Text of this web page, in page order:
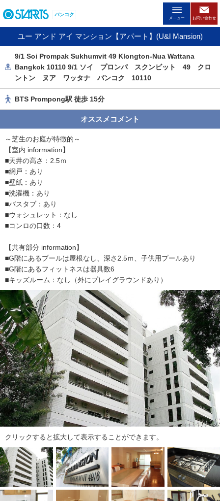
ー
ジ
動
た
ま
す
。
本
文
に
移
動
し
ま
す
。
フ
ッ
タ
情
報
に
移
バンコク
メニュー お問い合わせ
ユー アンド アイ マンション【アパート】(U&I Mansion)
9/1 Soi Prompak Sukhumvit 49 Klongton-Nua Wattana
Bangkok 10110 9/1 ソイ プロンパ スクンビット 49 クロ
ントン ヌア ワッタナ バンコク 10110
BTS Prompong駅 徒歩 15分
オススメコメント
～芝生のお庭が特徴的～
【室内 information】
■天井の高さ：2.5ｍ
■網戸：あり
■壁紙：あり
■洗濯機：あり
■バスタブ：あり
■ウォシュレット：なし
■コンロの口数：4
【共有部分 information】
■G階にあるプールは屋根なし、深さ2.5ｍ、子供用プールあり
■G階にあるフィットネスは器具数6
■キッズルーム：なし（外にプレイグラウンドあり）
クリックすると拡大して表示することができます。